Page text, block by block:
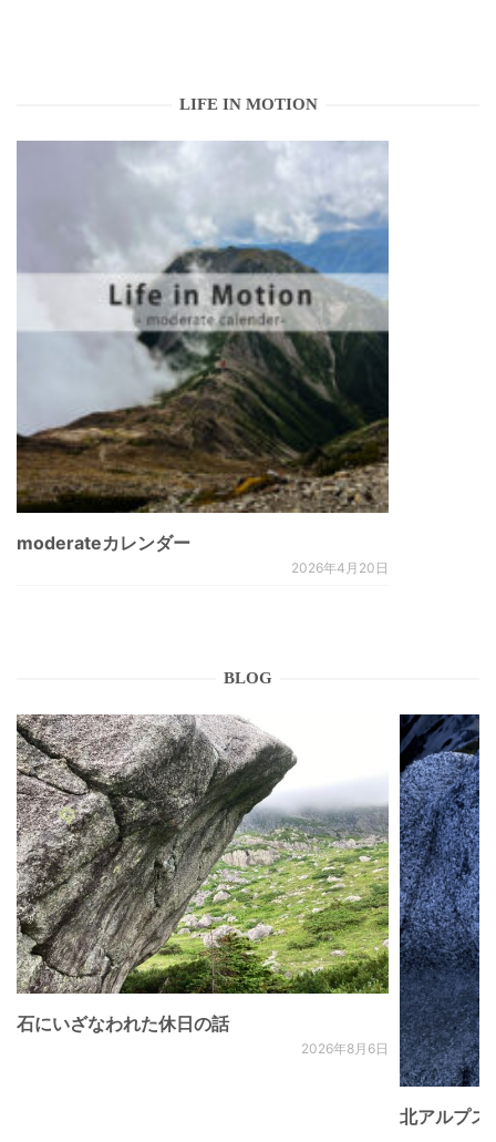
LIFE IN MOTION
moderateカレンダー
2026年4月20日
BLOG
石にいざなわれた休日の話
2026年8月6日
北アルプ